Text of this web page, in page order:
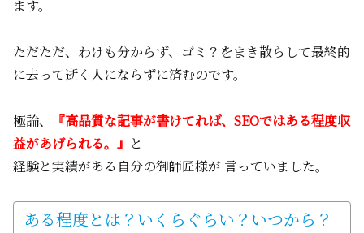
ます。
ただただ、わけも分からず、ゴミ？をまき散らして最終的
に去って逝く人にならずに済むのです。
極論、
『高品質な記事が書けてれば、SEOではある程度収
益があげられる。』 と
経験と実績がある自分の御師匠様が 言っていました。
ある程度とは？いくらぐらい？いつから？